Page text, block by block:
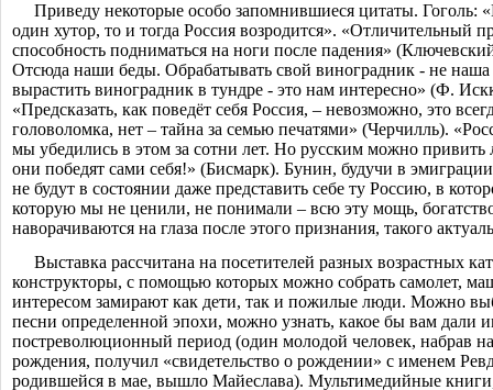
Приведу некоторые особо запомнившиеся цитаты. Гоголь:
один хутор, то и тогда Россия возродится». «Отличительный
способность подниматься на ноги после падения»
Отсюда наши беды. Обрабатывать свой виноградник - не
вырастить виноградник в тундре - это нам интересно» (Ф.
«Предсказать, как поведёт себя Россия, – невозможно, это
головоломка, нет – тайна за семью печатями» (Черчилль).
мы убедились в этом за сотни лет. Но русским можно привить
они победят сами себя!» (Бисмарк). Бунин, будучи в
не будут в состоянии даже представить себе ту Россию, в
которую мы не ценили, не понимали – всю эту мощь,
наворачиваются на глаза после этого признания, такого
Выставка рассчитана на посетителей разных возрастных
конструкторы, с помощью которых можно собрать самолет,
интересом замирают как дети, так и пожилые люди. Можно
песни определенной эпохи, можно узнать, какое бы вам дали
постреволюционный период (один молодой человек, набрав
рождения, получил «свидетельство о рождении» с именем
родившейся в мае, вышло Майеслава). Мультимедийные